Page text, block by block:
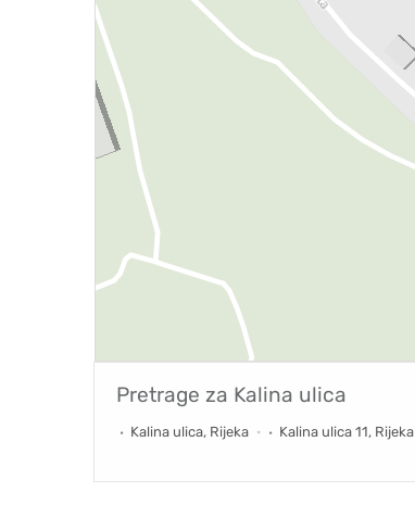
Pretrage za Kalina ulica
Kalina ulica, Rijeka Kalina ulica 11, Rijeka